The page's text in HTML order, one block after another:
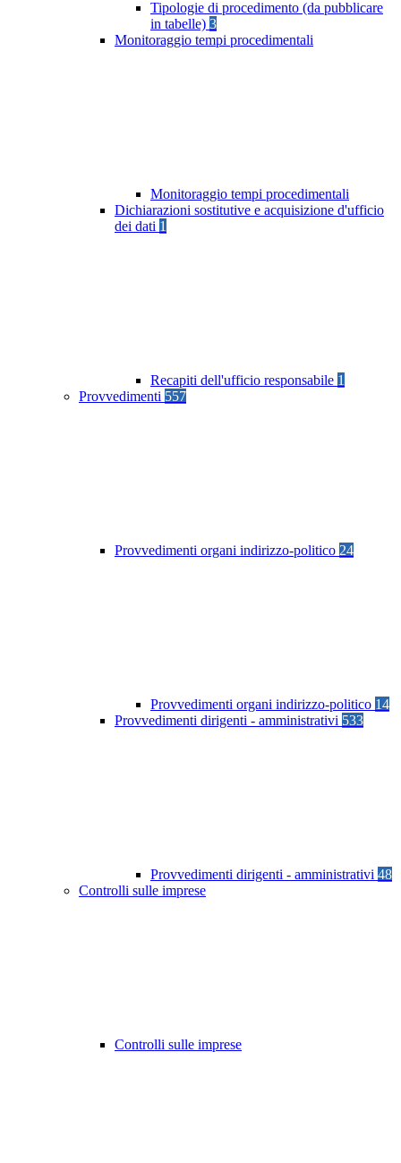
Tipologie di procedimento (da pubblicare
in tabelle) 3
Monitoraggio tempi procedimentali
Monitoraggio tempi procedimentali
Dichiarazioni sostitutive e acquisizione d'ufficio
dei dati 1
Recapiti dell'ufficio responsabile 1
Provvedimenti 557
Provvedimenti organi indirizzo-politico 24
Provvedimenti organi indirizzo-politico 14
Provvedimenti dirigenti - amministrativi 533
Provvedimenti dirigenti - amministrativi 48
Controlli sulle imprese
Controlli sulle imprese